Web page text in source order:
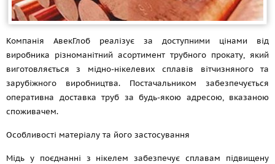
Компанія АвекГлоб реалізує за доступними цінами від
виробника різноманітний асортимент трубного прокату, який
виготовляється з мідно-нікелевих сплавів вітчизняного та
зарубіжного виробництва. Постачальником забезпечується
оперативна доставка труб за будь-якою адресою, вказаною
споживачем.
Особливості матеріалу та його застосування
Мідь у поєднанні з нікелем забезпечує сплавам підвищену